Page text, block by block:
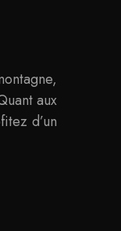
aux
d’un